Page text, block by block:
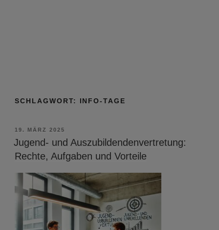
SCHLAGWORT: INFO-TAGE
VERÖFFENTLICHT
AM
19. MÄRZ 2025
Jugend- und Auszubildendenvertretung:
Rechte, Aufgaben und Vorteile